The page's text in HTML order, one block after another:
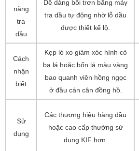
năng
tra
dầu
Dễ dàng bôi trơn bằng máy
tra dầu tự động nhờ lỗ dầu
được thiết kế lộ.
Cách
nhận
biết
Kẹp lò xo giảm xóc hình cỏ
ba lá hoặc bốn lá màu vàng
bao quanh viên hồng ngọc
ở đầu cán cân đồng hồ.
Sử
dụng
Các thương hiệu hàng đầu
hoặc cao cấp thường sử
dụng KIF hơn.